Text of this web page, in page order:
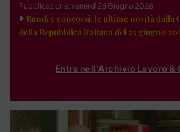
Pubblicazione: venerdì 26 Giugno 2026
Bandi e concorsi: le ultime novità dalla
della Repubblica Italiana del 23 giugno
Entra nell'Archivio Lavoro &